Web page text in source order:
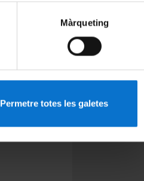
Màrqueting
Permetre totes les galetes